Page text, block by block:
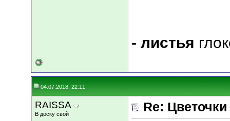
- листья
04.07.2018, 22:11
RAISSA
В доску свой Re: